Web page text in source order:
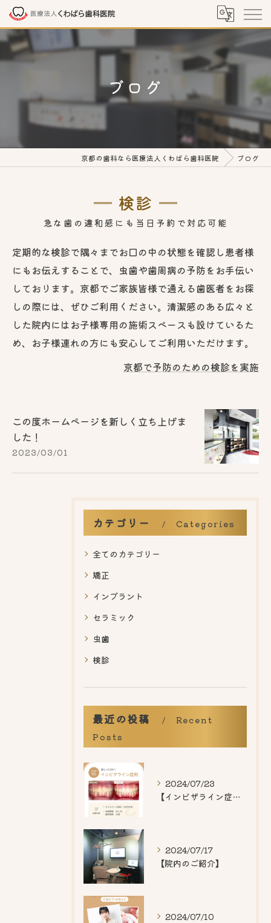
ブログ
京都の歯科なら医療法人くわばら歯科医院 ブログ
検診
急な歯の違和感にも当日予約で対応可能
定期的な検診で隅々までお口の中の状態を確認し患者様
にもお伝えすることで、虫歯や歯周病の予防をお手伝い
しております。京都でご家族皆様で通える歯医者をお探
しの際には、ぜひご利用ください。清潔感のある広々と
した院内にはお子様専用の施術スペースも設けているた
め、お子様連れの方にも安心してご利用いただけます。
京都で予防のための検診を実施
この度ホームページを新しく立ち上げま
した！
2023/03/01
カテゴリー Categories
全てのカテゴリー
矯正
インプラント
セラミック
虫歯
検診
最近の投稿
Recent
Posts
2024/07/23
【インビザライン症例紹介】
2024/07/17
【院内のご紹介】
2024/07/10